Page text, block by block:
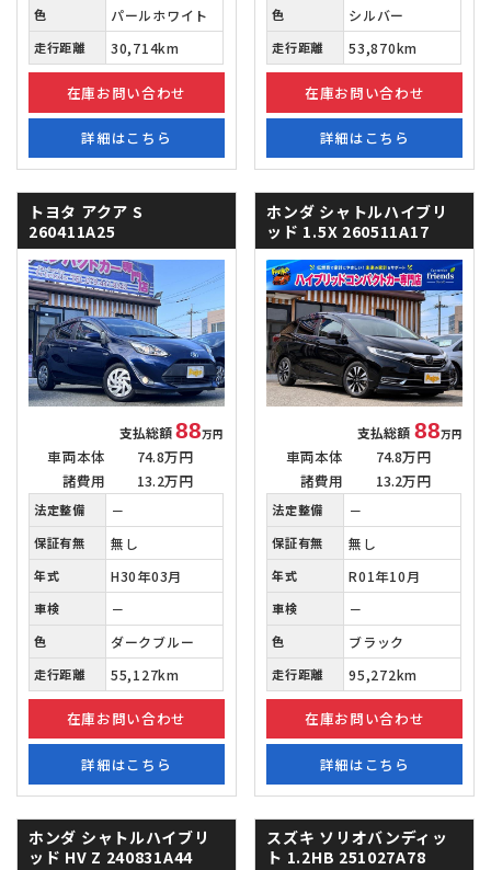
色 パールホワイト
走行距離 30,714km
在庫お問い合わせ
詳細はこちら
色 シルバー
走行距離 53,870km
在庫お問い合わせ
詳細はこちら
トヨタ アクア S
260411A25
支払総額88万円
車両本体
74.8万円
諸費用
13.2万円
法定整備 －
保証有無 無し
年式 H30年03月
車検 －
色 ダークブルー
走行距離 55,127km
在庫お問い合わせ
詳細はこちら
ホンダ シャトルハイブリ
ッド 1.5X 260511A17
支払総額 88万円
車両本体
74.8万円
諸費用
13.2万円
法定整備 －
保証有無 無し
年式 R01年10月
車検 －
色 ブラック
走行距離 95,272km
在庫お問い合わせ
詳細はこちら
ホンダ シャトルハイブリ
ッド HV Z 240831A44
スズキ ソリオバンディッ
ト 1.2HB 251027A78